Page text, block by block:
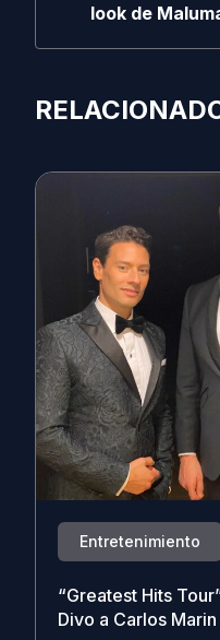
look de
Entretenimiento
“Greatest Hits
Divo a Carlos